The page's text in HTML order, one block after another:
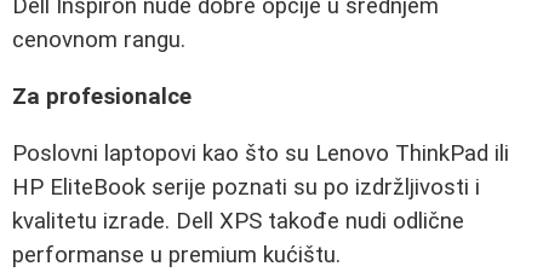
Dell Inspiron nude dobre opcije u srednjem
cenovnom rangu.
Za profesionalce
Poslovni laptopovi kao što su Lenovo ThinkPad ili
HP EliteBook serije poznati su po izdržljivosti i
kvalitetu izrade. Dell XPS takođe nudi odlične
performanse u premium kućištu.